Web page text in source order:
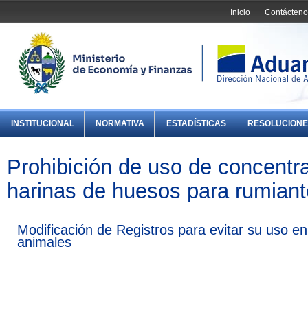
Inicio
INSTITUCIONAL NORMATIVA ESTADÍSTICAS
Prohibición de uso de
harinas de huesos para
Modificación de Registros para evitar su uso
animales